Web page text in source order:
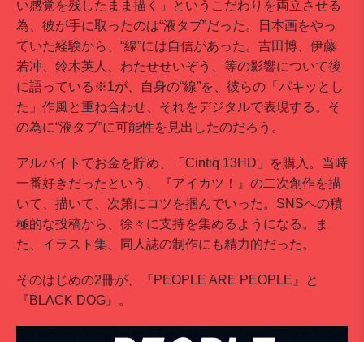
い感覚を残したまま描く」というこだわりを両立させる
為、彼が手に取ったのは“液タブ”だった。日本画をやっ
ていた経験から、“線”には自信があった。吉田博、伊藤
若冲、鈴木英人、わたせせいぞう、等の影響について後
に語っている※1が、自身の“線”を、彼らの「パキッとし
た」作風と重ね合わせ、それをデジタルで表現する。そ
の為に“液タブ”に可能性を見出したのだろう。
アルバイトでお金を貯め、「Cintiq 13HD」を購入。当時
一番好きだったという、『アイカツ！』の二次創作を描
いて、描いて、次第にコツを掴んでいった。SNSへの積
極的な投稿から、徐々に支持を集めるようになる。ま
た、イラスト集、同人誌の制作にも精力的だった。
そのはじめの2冊が、『PEOPLE ARE PEOPLE』と
『BLACK DOG』。